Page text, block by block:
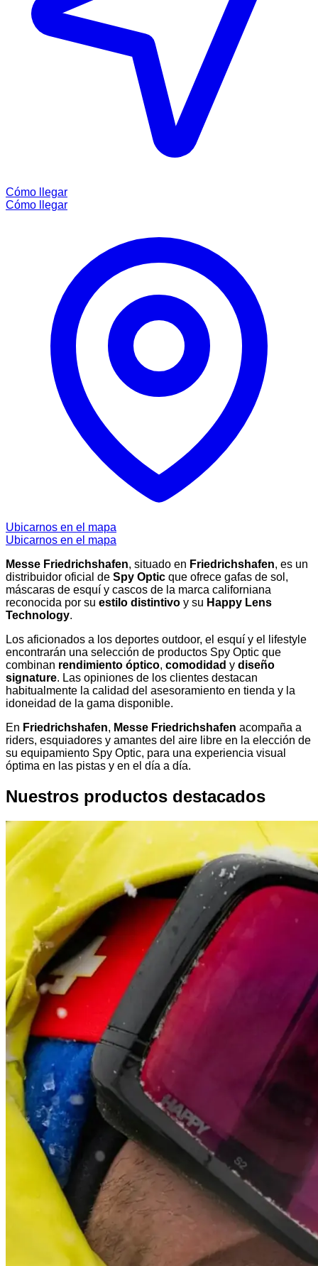
Cómo llegar
Cómo llegar
Ubicarnos en el mapa
Ubicarnos en el mapa
Messe Friedrichshafen, situado en Friedrichshafen, es un
distribuidor oficial de Spy Optic que ofrece gafas de sol,
máscaras de esquí y cascos de la marca californiana
reconocida por su estilo distintivo y su Happy Lens
Technology.
Los aficionados a los deportes outdoor, el esquí y el lifestyle
encontrarán una selección de productos Spy Optic que
combinan rendimiento óptico, comodidad y diseño
signature. Las opiniones de los clientes destacan
habitualmente la calidad del asesoramiento en tienda y la
idoneidad de la gama disponible.
En Friedrichshafen, Messe Friedrichshafen acompaña a
riders, esquiadores y amantes del aire libre en la elección de
su equipamiento Spy Optic, para una experiencia visual
óptima en las pistas y en el día a día.
Nuestros productos destacados